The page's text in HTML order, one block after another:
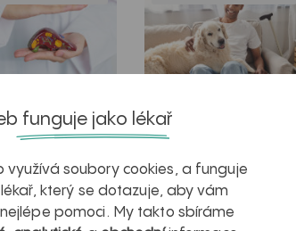
v datech a
Inovativní
myastenie –
naděje pro ty,
funguje jako lékař
využívá soubory cookies, a funguje
který se dotazuje, aby vám
pomoci. My takto sbíráme